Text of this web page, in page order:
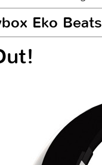
Eko Beats